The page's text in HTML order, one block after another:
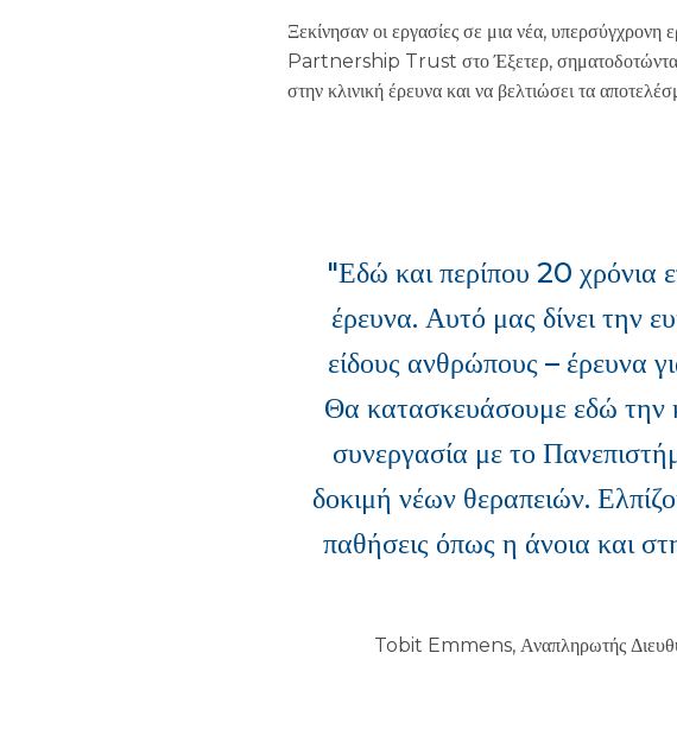
Ξεκίνησαν οι εργασίες σε μια νέα,
Partnership Trust στο Έξετερ, σηματοδοτώντας
στην κλινική έρευνα και να βελτιώσει τα
"Εδώ και περίπου 20 χρόνια
έρευνα. Αυτό μας δίνει την
είδους ανθρώπους – έρευνα
Θα κατασκευάσουμε εδώ την
συνεργασία με το
δοκιμή νέων θεραπειών.
παθήσεις όπως η άνοια και
Tobit Emmens, Αναπληρωτής